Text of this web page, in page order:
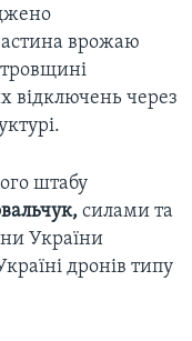
врожаю
відключень через
штабу
силами та
України
дронів типу